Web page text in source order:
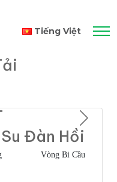
Tiếng Việt
Next
Đàn Hồi
Vòng Bi Cầu